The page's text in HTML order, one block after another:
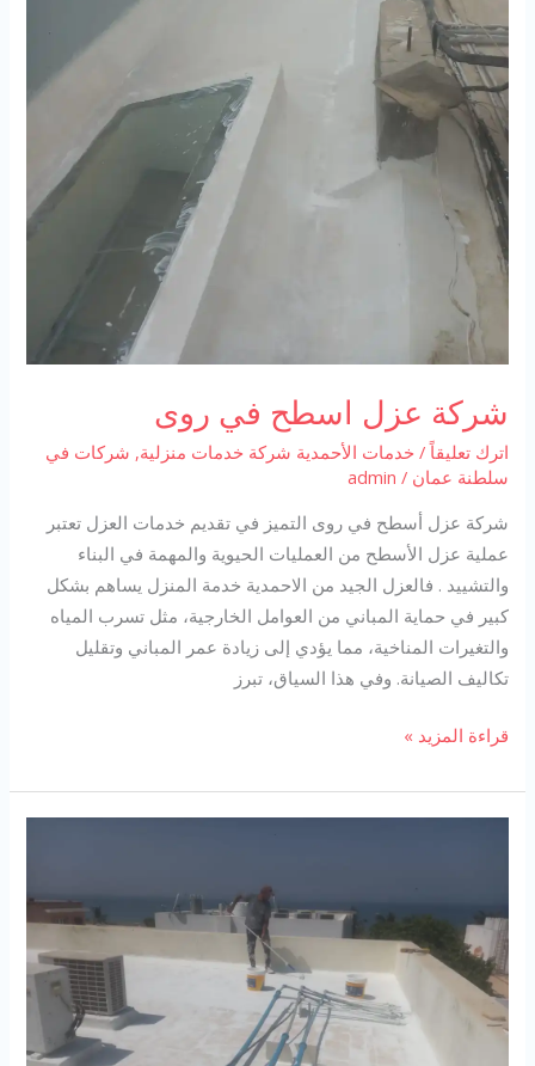
شركة عزل اسطح في روى
اترك تعليقاً / خدمات الأحمدية شركة خدمات منزلية, شركات في
سلطنة عمان /
admin
شركة عزل أسطح في روى التميز في تقديم خدمات العزل تعتبر
عملية عزل الأسطح من العمليات الحيوية والمهمة في البناء
والتشييد . فالعزل الجيد من الاحمدية خدمة المنزل يساهم بشكل
كبير في حماية المباني من العوامل الخارجية، مثل تسرب المياه
والتغيرات المناخية، مما يؤدي إلى زيادة عمر المباني وتقليل
تكاليف الصيانة. وفي هذا السياق، تبرز
شركة
اسطح
قراءة المزيد »